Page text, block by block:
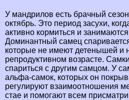
У мaндрилов есть брачный
октябрь. Это период засухи,
активно кормиться и
Доминантный самец
которые не имеют детенышей и
репродуктивном возрасте.
спариться с другим самцом. У
альфа-самок, которых он
регулируют взаимоотношения
стае и помогают всем